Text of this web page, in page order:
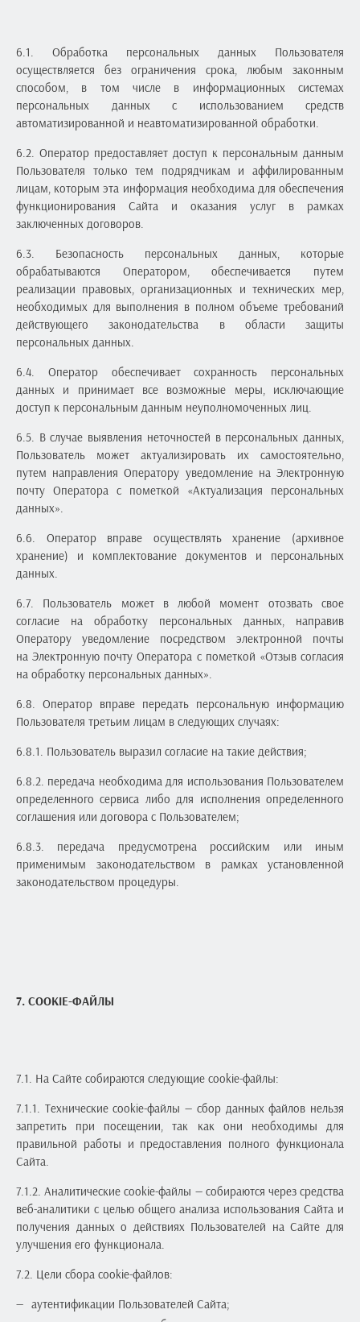
6.1. Обработка персональных данных Пользователя
осуществляется без ограничения срока, любым законным
способом, в том числе в информационных системах
персональных данных с использованием средств
автоматизированной и неавтоматизированной обработки.
6.2. Оператор предоставляет доступ к персональным данным
Пользователя только тем подрядчикам и аффилированным
лицам, которым эта информация необходима для обеспечения
функционирования Сайта и оказания услуг в рамках
заключенных договоров.
6.3. Безопасность персональных данных, которые
обрабатываются Оператором, обеспечивается путем
реализации правовых, организационных и технических мер,
необходимых для выполнения в полном объеме требований
действующего законодательства в области защиты
персональных данных.
6.4. Оператор обеспечивает сохранность персональных
данных и принимает все возможные меры, исключающие
доступ к персональным данным неуполномоченных лиц.
6.5. В случае выявления неточностей в персональных данных,
Пользователь может актуализировать их самостоятельно,
путем направления Оператору уведомление на Электронную
почту Оператора с пометкой «Актуализация персональных
данных».
6.6. Оператор вправе осуществлять хранение (архивное
хранение) и комплектование документов и персональных
данных.
6.7. Пользователь может в любой момент отозвать свое
согласие на обработку персональных данных, направив
Оператору уведомление посредством электронной почты
на Электронную почту Оператора с пометкой «Отзыв согласия
на обработку персональных данных».
6.8. Оператор вправе передать персональную информацию
Пользователя третьим лицам в следующих случаях:
6.8.1. Пользователь выразил согласие на такие действия;
6.8.2. передача необходима для использования Пользователем
определенного сервиса либо для исполнения определенного
соглашения или договора с Пользователем;
6.8.3. передача предусмотрена российским или иным
применимым законодательством в рамках установленной
законодательством процедуры.
7. COOKIE-ФАЙЛЫ
7.1. На Сайте собираются следующие cookie-файлы:
7.1.1. Технические сookie-файлы — сбор данных файлов нельзя
запретить при посещении, так как они необходимы для
правильной работы и предоставления полного функционала
Сайта.
7.1.2. Аналитические cookie-файлы — собираются через средства
веб-аналитики с целью общего анализа использования Сайта и
получения данных о действиях Пользователей на Сайте для
улучшения его функционала.
7.2. Цели сбора cookie-файлов:
аутентификации Пользователей Сайта;